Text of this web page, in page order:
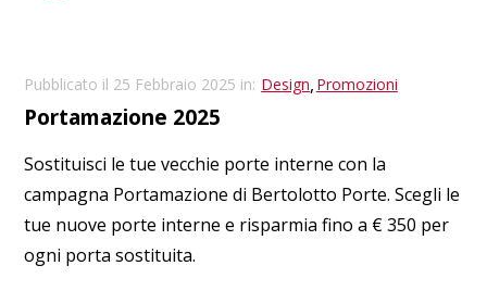
Pubblicato il 25 Febbraio 2025 in: Design, Promozioni
Portamazione 2025
Sostituisci le tue vecchie porte interne con la
campagna Portamazione di Bertolotto Porte. Scegli le
tue nuove porte interne e risparmia fino a € 350 per
ogni porta sostituita.